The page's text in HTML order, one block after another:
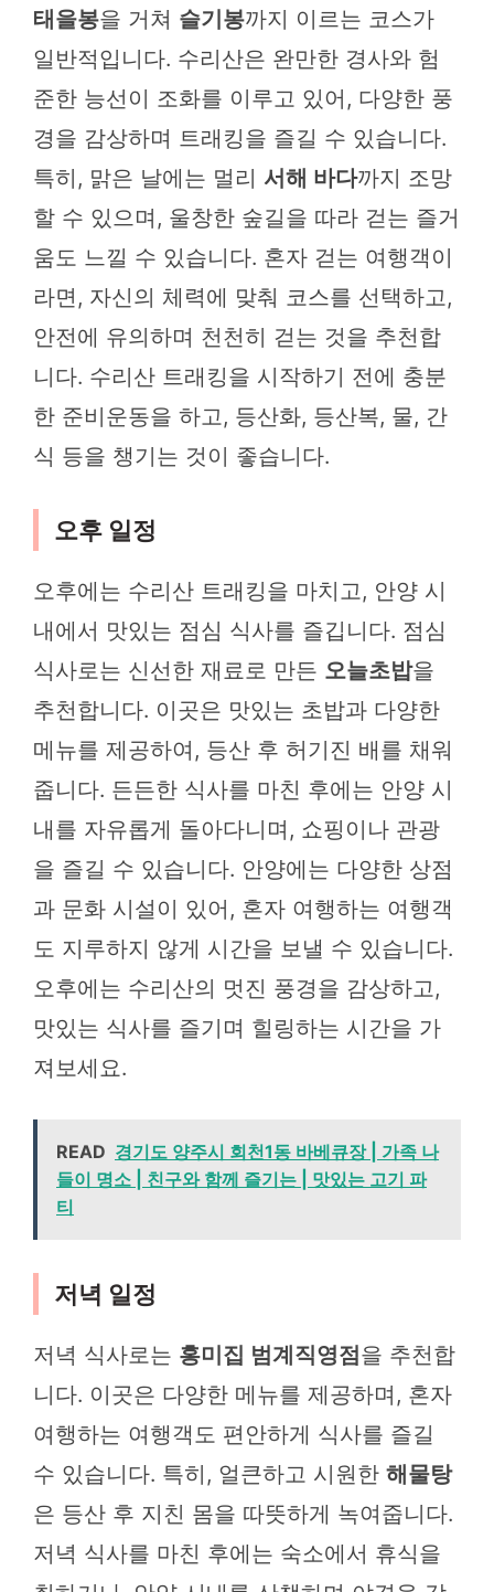
태을봉을 거쳐 슬기봉까지 이르는 코스가
일반적입니다. 수리산은 완만한 경사와 험
준한 능선이 조화를 이루고 있어, 다양한 풍
경을 감상하며 트래킹을 즐길 수 있습니다.
특히, 맑은 날에는 멀리 서해 바다까지 조망
할 수 있으며, 울창한 숲길을 따라 걷는 즐거
움도 느낄 수 있습니다. 혼자 걷는 여행객이
라면, 자신의 체력에 맞춰 코스를 선택하고,
안전에 유의하며 천천히 걷는 것을 추천합
니다. 수리산 트래킹을 시작하기 전에 충분
한 준비운동을 하고, 등산화, 등산복, 물, 간
식 등을 챙기는 것이 좋습니다.
오후 일정
오후에는 수리산 트래킹을 마치고, 안양 시
내에서 맛있는 점심 식사를 즐깁니다. 점심
식사로는 신선한 재료로 만든 오늘초밥을
추천합니다. 이곳은 맛있는 초밥과 다양한
메뉴를 제공하여, 등산 후 허기진 배를 채워
줍니다. 든든한 식사를 마친 후에는 안양 시
내를 자유롭게 돌아다니며, 쇼핑이나 관광
을 즐길 수 있습니다. 안양에는 다양한 상점
과 문화 시설이 있어, 혼자 여행하는 여행객
도 지루하지 않게 시간을 보낼 수 있습니다.
오후에는 수리산의 멋진 풍경을 감상하고,
맛있는 식사를 즐기며 힐링하는 시간을 가
져보세요.
READ 경기도 양주시 회천1동 바베큐장 | 가족 나
들이 명소 | 친구와 함께 즐기는 | 맛있는 고기 파
티
저녁 일정
저녁 식사로는 홍미집 범계직영점 을 추천합
니다. 이곳은 다양한 메뉴를 제공하며, 혼자
여행하는 여행객도 편안하게 식사를 즐길
수 있습니다. 특히, 얼큰하고 시원한 해물탕
은 등산 후 지친 몸을 따뜻하게 녹여줍니다.
저녁 식사를 마친 후에는 숙소에서 휴식을